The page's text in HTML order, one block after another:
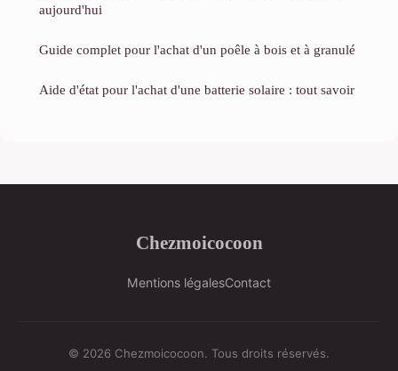
aujourd'hui
Guide complet pour l'achat d'un poêle à bois et à granulé
Aide d'état pour l'achat d'une batterie solaire : tout savoir
Chezmoicocoon
Mentions légalesContact
© 2026 Chezmoicocoon. Tous droits réservés.